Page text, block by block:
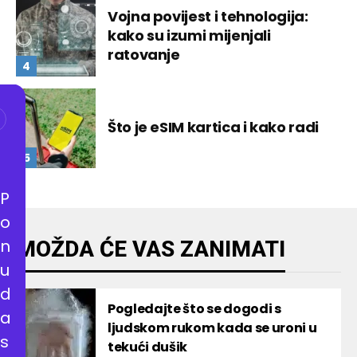
Vojna povijest i tehnologija:
kako su izumi mijenjali
ratovanje
Što je eSIM kartica i kako radi
MOŽDA ĆE VAS ZANIMATI
Pogledajte što se dogodi s
ljudskom rukom kada se uroni u
tekući dušik
P
o
n
u
d
a
s